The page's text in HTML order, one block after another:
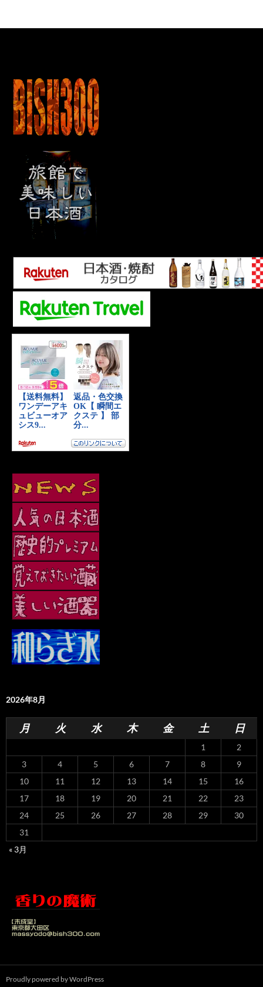
2026年8月
月 火 水 木 金 土 日
1
2
3
4 5 6 7 8
9
10
11 12 13 14 15
16
17
18 19 20 21 22
23
24
25 26 27 28 29
30
31
« 3月
Proudly powered by WordPress